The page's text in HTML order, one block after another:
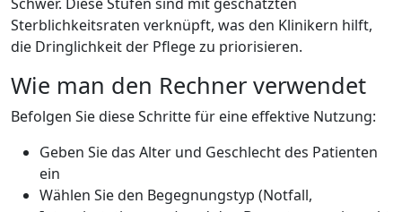
Sterblichkeitsraten verknüpft, was den Klinikern hilft,
die Dringlichkeit der Pflege zu priorisieren.
Wie man den Rechner verwendet
Befolgen Sie diese Schritte für eine effektive Nutzung:
Geben Sie das Alter und Geschlecht des Patienten
ein
Wählen Sie den Begegnungstyp (Notfall,